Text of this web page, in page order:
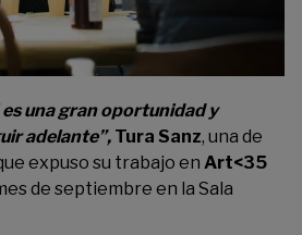
una gran oportunidad y
adelante”, Tura Sanz, una de
expuso su trabajo en Art<35
de septiembre en la Sala